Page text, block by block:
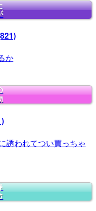
か
誘われてつい買っちゃ